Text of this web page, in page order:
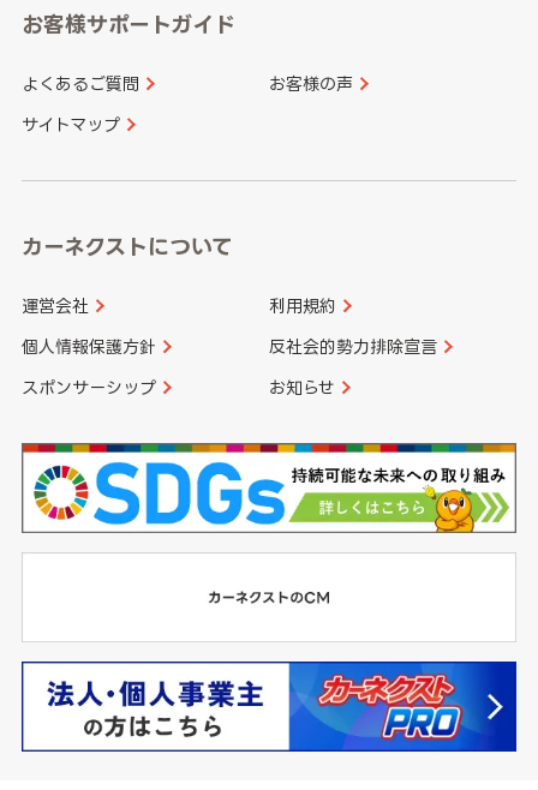
愛知県
和歌山県
山口県
香川県 愛媛県
長崎県
大分県 宮崎県
お客様サポートガイド
よくあるご質問 お客様の声
サイトマップ
カーネクストについて
運営会社 利用規約
個人情報保護方針 反社会的勢力排除宣言
スポンサーシップ お知らせ